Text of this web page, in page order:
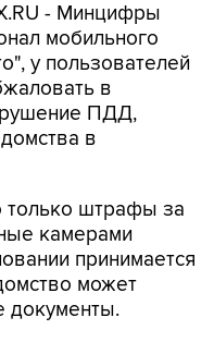
- Минцифры
мобильного
у пользователей
в
ПДД,
в
штрафы за
камерами
принимается
может
документы.